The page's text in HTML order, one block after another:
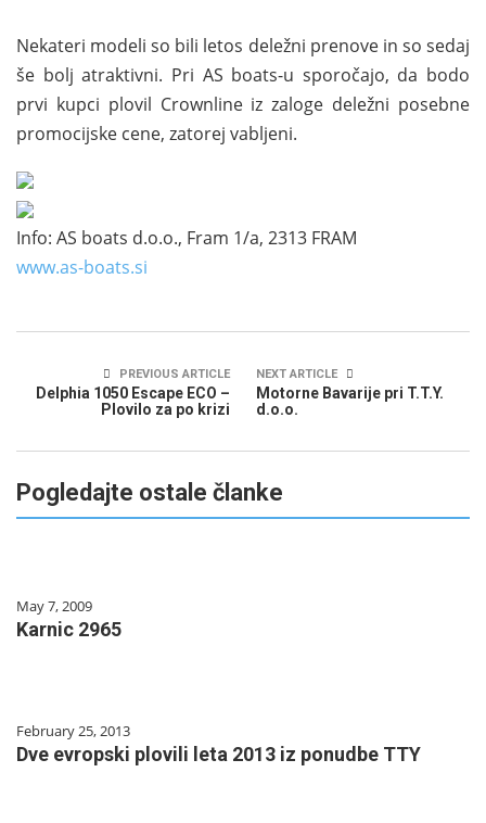
Nekateri modeli so bili letos deležni prenove in so sedaj
še bolj atraktivni. Pri AS boats-u sporočajo, da bodo
prvi kupci plovil Crownline iz zaloge deležni posebne
promocijske cene, zatorej vabljeni.
Info: AS boats d.o.o., Fram 1/a, 2313 FRAM
www.as-boats.si
PREVIOUS ARTICLE
Delphia 1050 Escape ECO –
Plovilo za po krizi
NEXT ARTICLE
Motorne Bavarije pri T.T.Y.
d.o.o.
Pogledajte ostale članke
May 7, 2009
Karnic 2965
February 25, 2013
Dve evropski plovili leta 2013 iz ponudbe TTY